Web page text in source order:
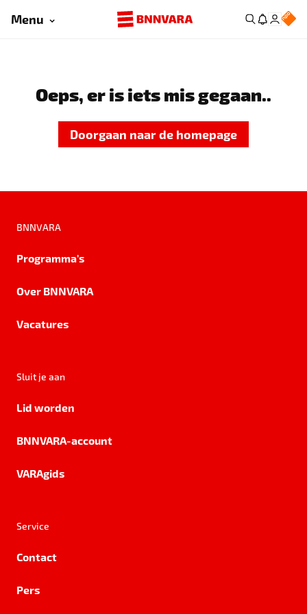
Menu
Oeps, er is iets mis gegaan..
Doorgaan naar de homepage
BNNVARA
Programma's
Over BNNVARA
Vacatures
Sluit je aan
Lid worden
BNNVARA-account
VARAgids
Service
Contact
Pers